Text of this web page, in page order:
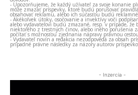
- Upozorňujeme, že každý užívateľ za svoje konanie
môže zmazať príspevky, ktoré budú porušovať
obsahovať reklamu, alebo ich súčasťou budú
- Akékoľvek útoky, osočovanie a invektívy voči
alebo vydavateľovi budú zmazané, resp. v prípade,
niektorého z trestných činov, alebo iného porušenia
počítať s možnosťou zjednania nápravy právnou
- Vydavateľ novín a redakcia nezodpovedá za obsah
prípadné právne následky za názory autorov
- Inzercia -